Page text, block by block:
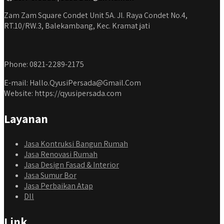
Zam Zam Square Condet Unit 5A. Jl. Raya Condet No.4,
RT.10/RW.3, Balekambang, Kec. Kramat jati
Phone: 0821-2289-2175
E-mail: Hallo.QyusiPersada@Gmail.Com
Website: https://qyusipersada.com
Layanan
Jasa Kontruksi Bangun Rumah
Jasa Renovasi Rumah
Jasa Design Fasad & Interior
Jasa Sumur Bor
Jasa Perbaikan Atap
Dll